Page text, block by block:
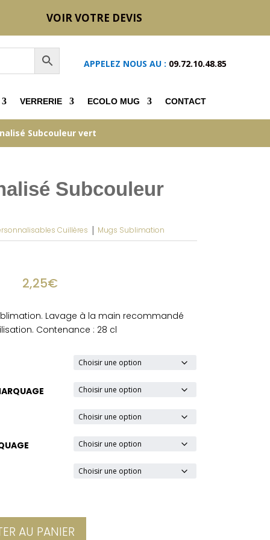
VOIR VOTRE DEVIS
APPELEZ NOUS AU : 09.72.10.48.85
VERRERIE ECOLO MUG CONTACT
Subcouleur vert
Subcouleur
Cuillères | Mugs Sublimation
2,25€
Lavage à la main recommandé
Contenance : 28 cl
AU PANIER